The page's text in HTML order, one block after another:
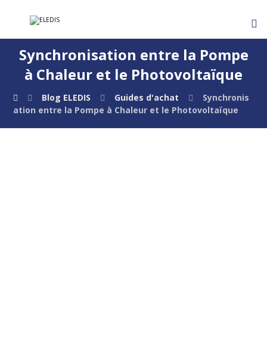
Synchronisation entre la Pompe
à Chaleur et le Photovoltaïque
Blog ELEDIS Guides d'achat
Synchronis
ation entre la Pompe à Chaleur et le Photovoltaïque